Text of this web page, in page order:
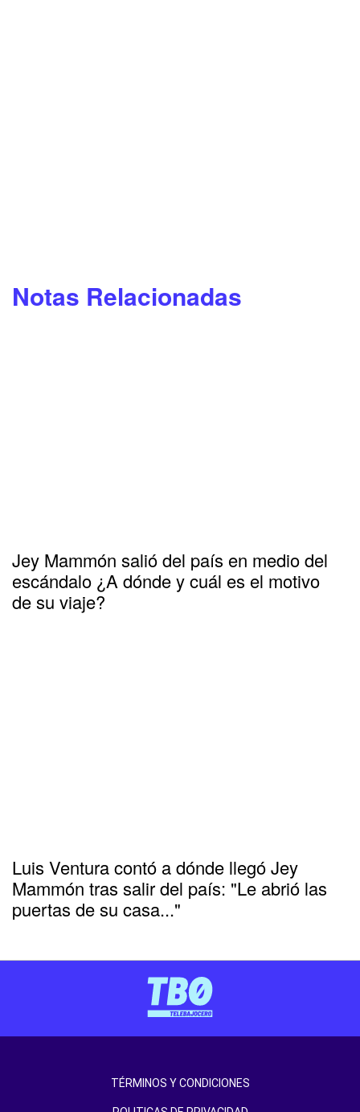
Notas Relacionadas
Jey Mammón salió del país en medio del
escándalo ¿A dónde y cuál es el motivo
de su viaje?
Luis Ventura contó a dónde llegó Jey
Mammón tras salir del país: "Le abrió las
puertas de su casa..."
TÉRMINOS Y CONDICIONES